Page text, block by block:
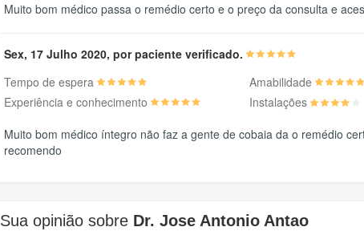
Muito bom médico passa o remédio certo e o preço da consulta e
Sex, 17 Julho 2020, por paciente verificado.
Tempo de espera
Amabilidade
Experiência e conhecimento
Instalações
Muito bom médico íntegro não faz a gente de cobaia da o remédio
recomendo
Sua opinião sobre Dr. Jose Antonio Antao